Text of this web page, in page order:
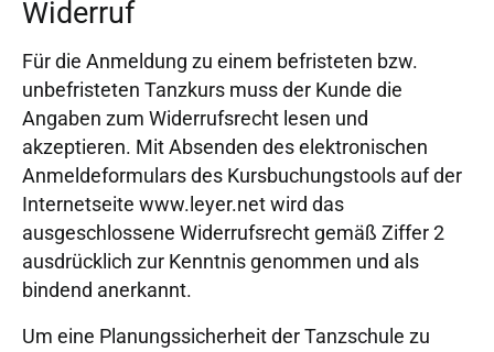
Widerruf
Für die Anmeldung zu einem befristeten bzw.
unbefristeten Tanzkurs muss der Kunde die
Angaben zum Widerrufsrecht lesen und
akzeptieren. Mit Absenden des elektronischen
Anmeldeformulars des Kursbuchungstools auf der
Internetseite www.leyer.net wird das
ausgeschlossene Widerrufsrecht gemäß Ziffer 2
ausdrücklich zur Kenntnis genommen und als
bindend anerkannt.
Um eine Planungssicherheit der Tanzschule zu